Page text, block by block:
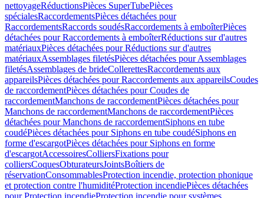
nettoyageRéductionsPièces SuperTubePièces
spécialesRaccordementsPièces détachées pour
RaccordementsRaccords soudésRaccordements à emboîterPièces
détachées pour Raccordements à emboîterRéductions sur d'autres
matériauxPièces détachées pour Réductions sur d'autres
matériauxAssemblages filetésPièces détachées pour Assemblages
filetésAssemblages de brideCollerettesRaccordements aux
appareilsPièces détachées pour Raccordements aux appareilsCoudes
de raccordementPièces détachées pour Coudes de
raccordementManchons de raccordementPièces détachées pour
Manchons de raccordementManchons de raccordementPièces
détachées pour Manchons de raccordementSiphons en tube
coudéPièces détachées pour Siphons en tube coudéSiphons en
forme d'escargotPièces détachées pour Siphons en forme
d'escargotAccessoiresColliersFixations pour
colliersCoquesObturateursJointsBoîtiers de
réservationConsommablesProtection incendie, protection phonique
et protection contre l'humiditéProtection incendiePièces détachées
pour Protection incendieProtection incendie pour systèmes